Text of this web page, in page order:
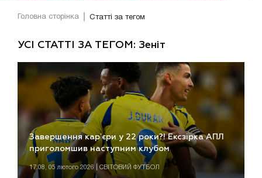
Головна сторінка Статті за тегом
УСІ СТАТТІ ЗА ТЕГОМ: Зеніт
Завершення карʼєри у 22 роки?! Ексзірка АПЛ
приголомшив наступним клубом
17:08, 05 лютого 2026 | СВІТОВИЙ ФУТБОЛ